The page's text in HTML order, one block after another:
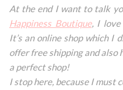
At the end I want to talk
Happiness Boutique, I love
It’s an online shop which I
offer free shipping and also
a perfect shop!
I stop here, because I must